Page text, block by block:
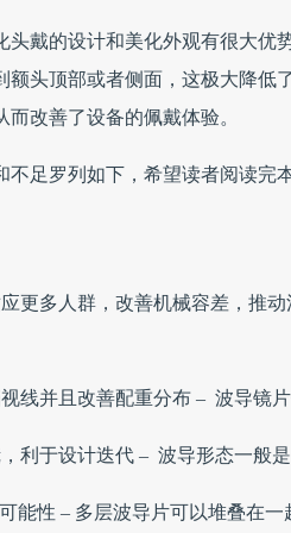
头戴的设计和美化外观有很大优
额头顶部或者侧面，这极大降低
改善了设备的佩戴体验。
足罗列如下，希望读者阅读完
更多人群，改善机械容差，推
线并且改善配重分布 – 波导镜
利于设计迭代 – 波导形态一般
能性 – 多层波导片可以堆叠在一